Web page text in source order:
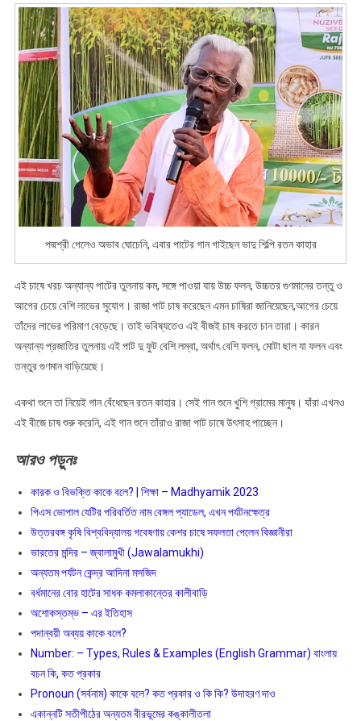
পদ্মশ্রী পেলেও অভাব ঘোচেনি, এবার পাটের গান গাইছেন ভাদু শিল্পি রতন কাহার
এই চাষে খরচ অন্যান্য পাটের তুলনায় কম, সঙ্গে পাওয়া যায় উচ্চ ফলন, উচ্চতর গুণমানের তন্তু ও
আগের চেয়ে বেশি লাভের সুযোগ। রাজা পাট চাষ করেছেন এমন চাষিরা জানিয়েছেন,আগের চেয়ে
তাঁদের লাভের পরিমাণ বেড়েছে। তাই ভবিষ্যতেও এই বীজই চাষ করতে চান তারা। কারন
অন্যান্য প্রজাতির তুলনায় এই পাট দু ফুট বেশি লম্বা, অর্থাৎ বেশি ফলন, মোটা ছাল যা ফলন এবং
তন্তুর গুণমান বাড়িয়েছে।
একথা শুনে তা নিয়েই গান বেঁধেছেন রতন কাহার। সেই গান শুনে খুশি গ্রামের মানুষ। যাঁরা এখনও
এই বীজে চাষ শুরু করেনি, এই গান শুনে তাঁরাও রাজা পাট চাষে উৎসাহ পাচ্ছেন।
আরও পড়ুনঃ
কারক ও বিভক্তি কাকে বলে? | শিক্ষা – Madhyamik 2023
পিএস ভোপাল যেটির পরিবর্তিত নাম বেঙ্গল প্যাডেল, এখন পর্যটনক্ষেত্র
উত্তরবঙ্গ কৃষি বিশ্ববিদ্যালয় গবেষণায় কেশর চাষে সফলতা পেলেন বিজ্ঞানীরা
ভারতের মন্দির – জ্বালামুখী (Jawalamukhi)
অন্যতম পর্যটন কেন্দ্র আদিনা মসজিদ
বর্ধমানের বোর হাটের সাধক কমলাকান্তের কালীবাড়ি
অশােকস্তম্ভ – এর ইতিহাস
পদান্বয়ী অব্যয় কাকে বলে?
Number: – Types, Rules & Examples (English Grammar) বাংলায়
বচন কি, কত প্রকার
Pronoun (সর্বনাম) কাকে বলে? কত প্রকার ও কি কি? উদাহরণ দাও
একান্নটি সতীপীঠের অন্যতম বীরভূমের কঙ্কালীতলা